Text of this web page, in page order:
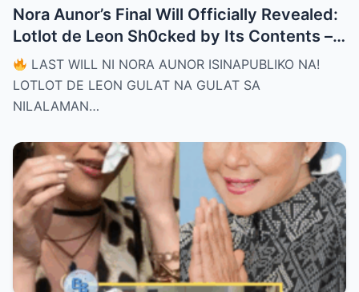
Nora Aunor’s Final Will Officially Revealed:
Lotlot de Leon Sh0cked by Its Contents –
What Did She See That Left Her
Completely Speechless?
LAST WILL NI NORA AUNOR ISINAPUBLIKO NA!
LOTLOT DE LEON GULAT NA GULAT SA
NILALAMAN…